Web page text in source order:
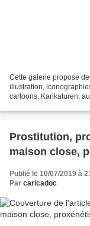
Cette galerie propose
illustration,
cartoons, Karikaturen,
Prostitution,
maison close,
Publié le 10/07/2019 à
Par caricadoc